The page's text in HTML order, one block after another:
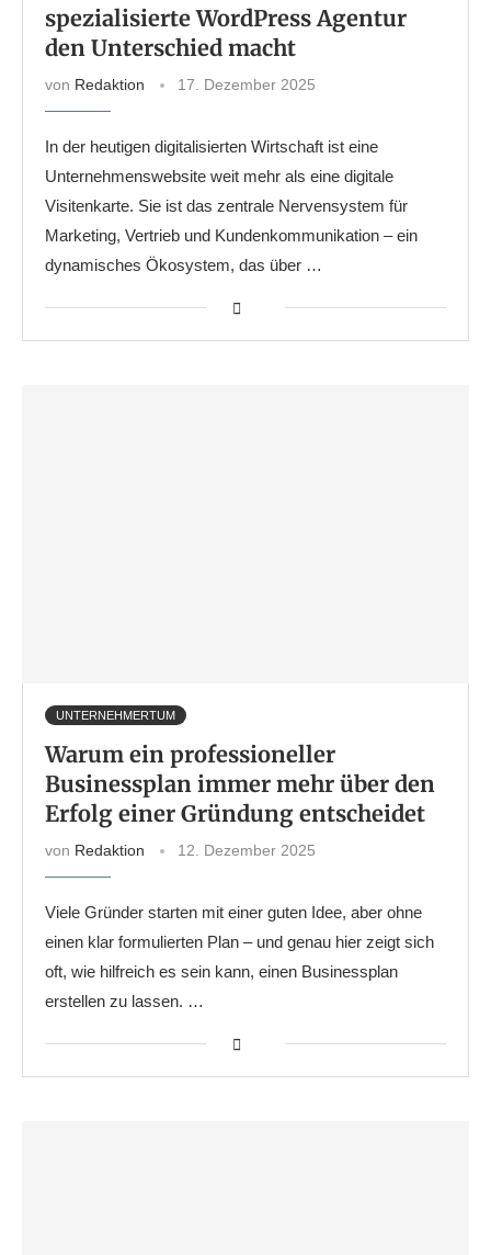
spezialisierte WordPress Agentur
den Unterschied macht
von Redaktion 17. Dezember 2025
In der heutigen digitalisierten Wirtschaft ist eine
Unternehmenswebsite weit mehr als eine digitale
Visitenkarte. Sie ist das zentrale Nervensystem für
Marketing, Vertrieb und Kundenkommunikation – ein
dynamisches Ökosystem, das über …
UNTERNEHMERTUM
Warum ein professioneller
Businessplan immer mehr über den
Erfolg einer Gründung entscheidet
von Redaktion 12. Dezember 2025
Viele Gründer starten mit einer guten Idee, aber ohne
einen klar formulierten Plan – und genau hier zeigt sich
oft, wie hilfreich es sein kann, einen Businessplan
erstellen zu lassen. …